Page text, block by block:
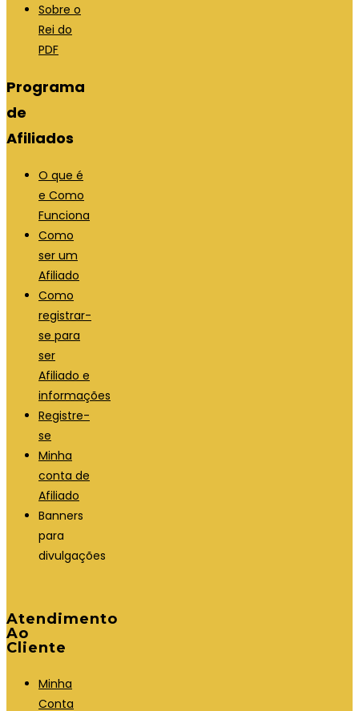
Sobre o
Rei do
PDF
Programa
de
Afiliados
O que é
e Como
Funciona
Como
ser um
Afiliado
Como
registrar-
se para
ser
Afiliado e
informações
Registre-
se
Minha
conta de
Afiliado
Banners
para
divulgações
Atendimento
Ao
Cliente
Minha
Conta